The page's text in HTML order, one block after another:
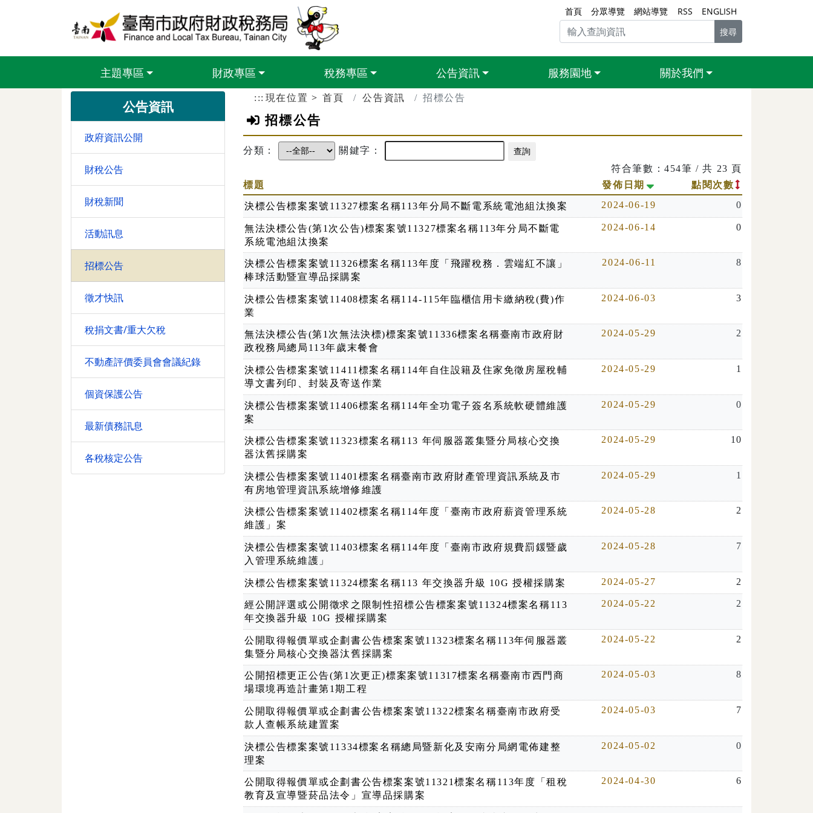
首頁 分眾導覽 網站導覽 RSS
ENGLISH
搜尋
主題專區 財政專區 稅務專區 公告資訊 服務園地 關於我們
公告資訊
政府資訊公開
財稅公告
財稅新聞
活動訊息
招標公告
徵才快訊
稅捐文書/重大欠稅
不動產評價委員會會議紀錄
個資保護公告
最新債務訊息
各稅核定公告
::: 現在位置 首頁 公告資訊 招標公告
招標公告
分類：
關鍵字：
符合筆數：454筆 / 共 23 頁
標題
發佈日期 點閱次數
決標公告標案案號11327標案名稱113年分局不斷電系統電池組汰換案 2024-06-19 0
無法決標公告(第1次公告)標案案號11327標案名稱113年分局不斷電
系統電池組汰換案
2024-06-14 0
決標公告標案案號11326標案名稱113年度「飛躍稅務．雲端紅不讓」
棒球活動暨宣導品採購案
2024-06-11 8
決標公告標案案號11408標案名稱114-115年臨櫃信用卡繳納稅(費)作
業
2024-06-03 3
無法決標公告(第1次無法決標)標案案號11336標案名稱臺南市政府財
政稅務局總局113年歲末餐會
2024-05-29 2
決標公告標案案號11411標案名稱114年自住設籍及住家免徵房屋稅輔
導文書列印、封裝及寄送作業
2024-05-29 1
決標公告標案案號11406標案名稱114年全功電子簽名系統軟硬體維護
案
2024-05-29 0
決標公告標案案號11323標案名稱113 年伺服器叢集暨分局核心交換
器汰舊採購案
2024-05-29 10
決標公告標案案號11401標案名稱臺南市政府財產管理資訊系統及市
有房地管理資訊系統增修維護
2024-05-29 1
決標公告標案案號11402標案名稱114年度「臺南市政府薪資管理系統
維護」案
2024-05-28 2
決標公告標案案號11403標案名稱114年度「臺南市政府規費罰鍰暨歲
入管理系統維護」
2024-05-28 7
決標公告標案案號11324標案名稱113 年交換器升級 10G 授權採購案 2024-05-27 2
經公開評選或公開徵求之限制性招標公告標案案號11324標案名稱113
年交換器升級 10G 授權採購案
2024-05-22 2
公開取得報價單或企劃書公告標案案號11323標案名稱113年伺服器叢
集暨分局核心交換器汰舊採購案
2024-05-22 2
公開招標更正公告(第1次更正)標案案號11317標案名稱臺南市西門商
場環境再造計畫第1期工程
2024-05-03 8
公開取得報價單或企劃書公告標案案號11322標案名稱臺南市政府受
款人查帳系統建置案
2024-05-03 7
決標公告標案案號11334標案名稱總局暨新化及安南分局網電佈建整
理案
2024-05-02 0
公開取得報價單或企劃書公告標案案號11321標案名稱113年度「租稅
教育及宣導暨菸品法令」宣導品採購案
2024-04-30 6